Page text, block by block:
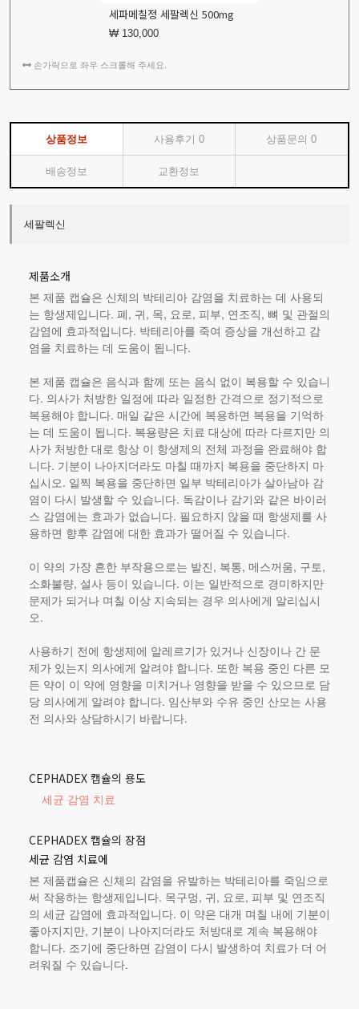
세파메칠정 세팔렉신 500mg
₩ 130,000
손가락으로 좌우 스크롤해 주세요.
상품정보 사용후기 0 상품문의0
배송정보 교환정보
세팔렉신
제품소개
본 제품 캡슐은 신체의 박테리아 감염을 치료하는 데 사용되
는 항생제입니다. 폐, 귀, 목, 요로, 피부, 연조직, 뼈 및 관절의
감염에 효과적입니다. 박테리아를 죽여 증상을 개선하고 감
염을 치료하는 데 도움이 됩니다.
본 제품 캡슐은 음식과 함께 또는 음식 없이 복용할 수 있습니
다. 의사가 처방한 일정에 따라 일정한 간격으로 정기적으로
복용해야 합니다. 매일 같은 시간에 복용하면 복용을 기억하
는 데 도움이 됩니다. 복용량은 치료 대상에 따라 다르지만 의
사가 처방한 대로 항상 이 항생제의 전체 과정을 완료해야 합
니다. 기분이 나아지더라도 마칠 때까지 복용을 중단하지 마
십시오. 일찍 복용을 중단하면 일부 박테리아가 살아남아 감
염이 다시 발생할 수 있습니다. 독감이나 감기와 같은 바이러
스 감염에는 효과가 없습니다. 필요하지 않을 때 항생제를 사
용하면 향후 감염에 대한 효과가 떨어질 수 있습니다.
이 약의 가장 흔한 부작용으로는 발진, 복통, 메스꺼움, 구토,
소화불량, 설사 등이 있습니다. 이는 일반적으로 경미하지만
문제가 되거나 며칠 이상 지속되는 경우 의사에게 알리십시
오.
사용하기 전에 항생제에 알레르기가 있거나 신장이나 간 문
제가 있는지 의사에게 알려야 합니다. 또한 복용 중인 다른 모
든 약이 이 약에 영향을 미치거나 영향을 받을 수 있으므로 담
당 의사에게 알려야 합니다. 임산부와 수유 중인 산모는 사용
전 의사와 상담하시기 바랍니다.
CEPHADEX 캡슐의 용도
세균 감염 치료
CEPHADEX 캡슐의 장점
세균 감염 치료에
본 제품캡슐은 신체의 감염을 유발하는 박테리아를 죽임으로
써 작용하는 항생제입니다. 목구멍, 귀, 요로, 피부 및 연조직
의 세균 감염에 효과적입니다. 이 약은 대개 며칠 내에 기분이
좋아지지만, 기분이 나아지더라도 처방대로 계속 복용해야
합니다. 조기에 중단하면 감염이 다시 발생하여 치료가 더 어
려워질 수 있습니다.